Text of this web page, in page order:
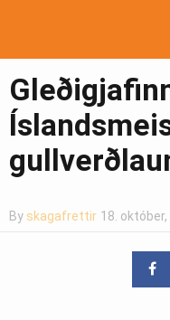
Pistlar
Greinasafn
By skagafrettir 18.